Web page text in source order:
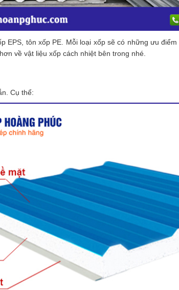
EPS, tôn xốp PE. Mỗi loại xốp sẽ có những ưu
về vật liệu xốp cách nhiệt bên trong nhé.
Cụ thể: